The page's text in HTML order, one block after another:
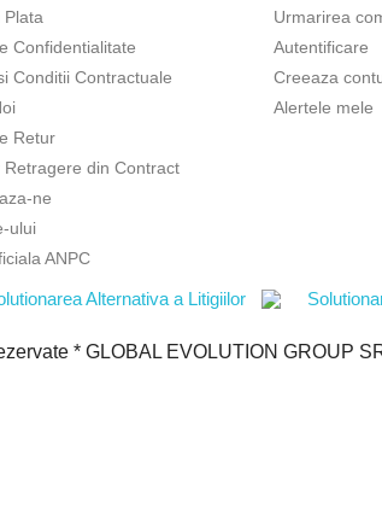
Plata
Confidentialitate
Conditii Contractuale
Retur
Retragere din Contract
ne
ului
ANPC
Urmarirea
Autentificare
Creeaza
Alertele mele
* GLOBAL EVOLUTION GROUP